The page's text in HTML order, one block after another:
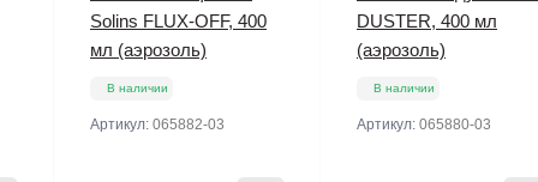
Solins FLUX-OFF, 400
мл (аэрозоль)
В наличии
Артикул: 065882-03
DUSTER, 400 мл
(аэрозоль)
В наличии
Артикул: 065880-03